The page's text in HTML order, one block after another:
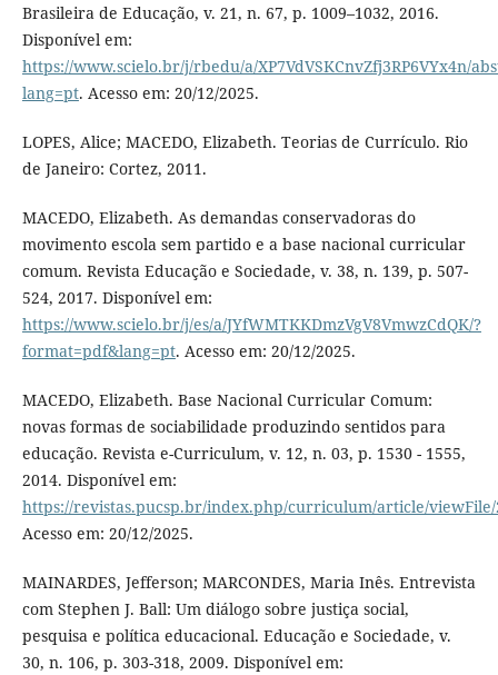
Brasileira de Educação, v. 21, n. 67, p. 1009–1032, 2016.
Disponível em:
https://www.scielo.br/j/rbedu/a/XP7VdVSKCnvZfj3RP6VYx4n/
lang=pt. Acesso em: 20/12/2025.
LOPES, Alice; MACEDO, Elizabeth. Teorias de Currículo. Rio
de Janeiro: Cortez, 2011.
MACEDO, Elizabeth. As demandas conservadoras do
movimento escola sem partido e a base nacional curricular
comum. Revista Educação e Sociedade, v. 38, n. 139, p. 507-
524, 2017. Disponível em:
https://www.scielo.br/j/es/a/JYfWMTKKDmzVgV8VmwzCdQK/?
format=pdf&lang=pt. Acesso em: 20/12/2025.
MACEDO, Elizabeth. Base Nacional Curricular Comum:
novas formas de sociabilidade produzindo sentidos para
educação. Revista e-Curriculum, v. 12, n. 03, p. 1530 - 1555,
2014. Disponível em:
https://revistas.pucsp.br/index.php/curriculum/article/viewFile/
Acesso em: 20/12/2025.
MAINARDES, Jefferson; MARCONDES, Maria Inês. Entrevista
com Stephen J. Ball: Um diálogo sobre justiça social,
pesquisa e política educacional. Educação e Sociedade, v.
30, n. 106, p. 303-318, 2009. Disponível em: